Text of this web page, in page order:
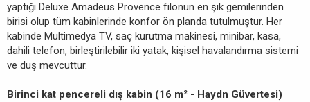
yaptığı Deluxe Amadeus Provence filonun en şık gemilerinden
birisi olup tüm kabinlerinde konfor ön planda tutulmuştur. Her
kabinde Multimedya TV, saç kurutma makinesi, minibar, kasa,
dahili telefon, birleştirilebilir iki yatak, kişisel havalandırma sistemi
ve duş mevcuttur.
Birinci kat pencereli dış kabin (16 m² - Haydn Güvertesi)